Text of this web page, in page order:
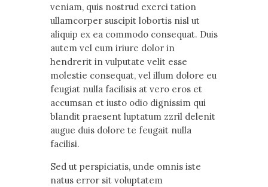
veniam, quis nostrud exerci tation
ullamcorper suscipit lobortis nisl ut
aliquip ex ea commodo consequat. Duis
autem vel eum iriure dolor in
hendrerit in vulputate velit esse
molestie consequat, vel illum dolore eu
feugiat nulla facilisis at vero eros et
accumsan et iusto odio dignissim qui
blandit praesent luptatum zzril delenit
augue duis dolore te feugait nulla
facilisi.
Sed ut perspiciatis, unde omnis iste
natus error sit voluptatem